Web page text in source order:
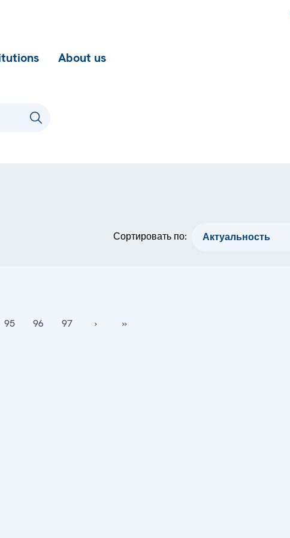
About us
Сортировать по:
95 96 97 › ››